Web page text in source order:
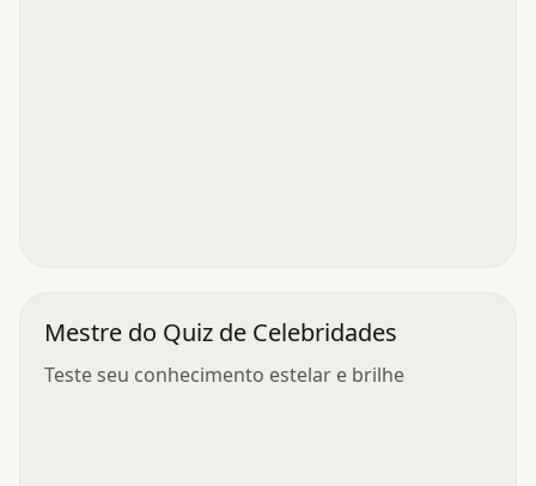
Mestre do Quiz de Celebridades
Teste seu conhecimento estelar e brilhe